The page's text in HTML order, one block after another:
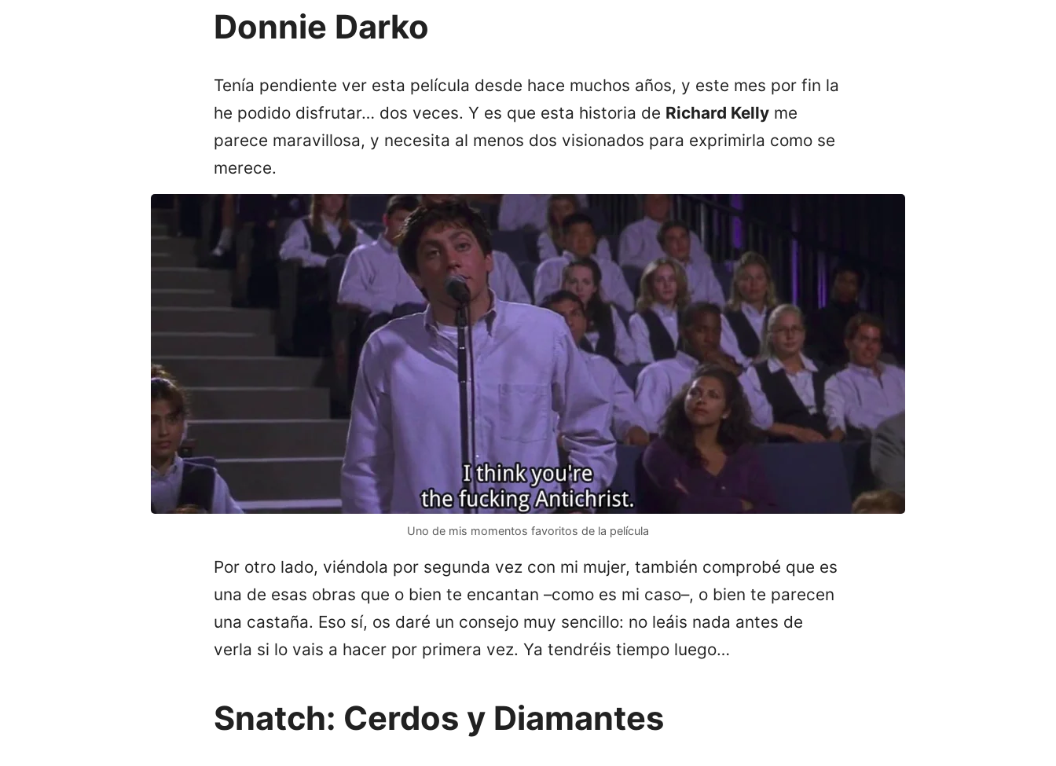
Donnie Darko
Tenía pendiente ver esta película desde hace muchos años, y este mes por fin la
he podido disfrutar… dos veces. Y es que esta historia de Richard Kelly me
parece maravillosa, y necesita al menos dos visionados para exprimirla como se
merece.
Uno de mis momentos favoritos de la película
Por otro lado, viéndola por segunda vez con mi mujer, también comprobé que es
una de esas obras que o bien te encantan –como es mi caso–, o bien te parecen
una castaña. Eso sí, os daré un consejo muy sencillo: no leáis nada antes de
verla si lo vais a hacer por primera vez. Ya tendréis tiempo luego…
Snatch: Cerdos y Diamantes